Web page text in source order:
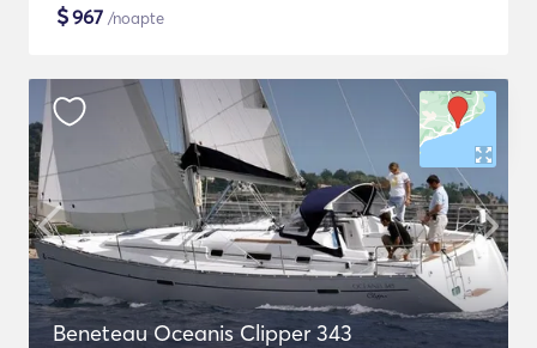
$967 /noapte
Beneteau Oceanis Clipper 343